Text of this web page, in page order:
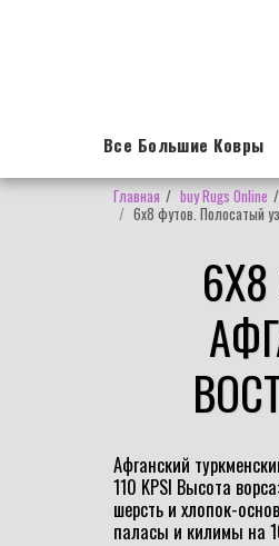
Все Большие Ковры
Главная buy Rugs Online
6x8 футов. Полосатый
Афганский
110 KPSI Высота
шерсть и хлопок-
паласы и килимы на